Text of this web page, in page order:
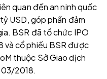
quan đến an ninh quốc
USD, góp phần đảm
BSR đã tổ chức IPO
và cổ phiếu BSR được
thuộc Sở Giao dịch
2018.